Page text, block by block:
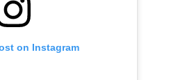
on Instagram